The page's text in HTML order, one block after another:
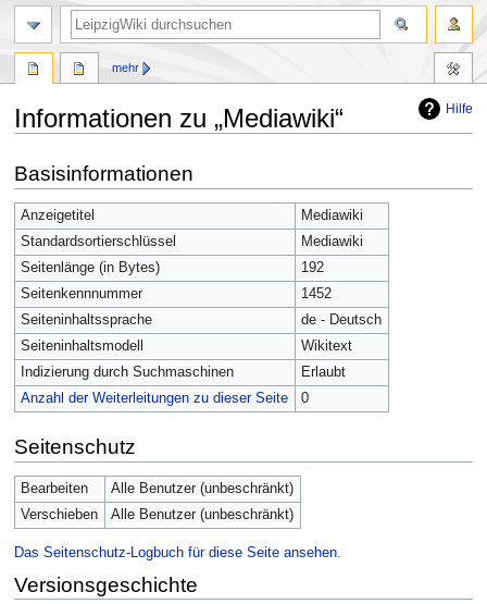
Hilfe
Informationen zu „Mediawiki“
Navigation
springen
Suche
springen
Basisinformationen
Anzeigetitel
Mediawiki
Standardsortierschlüssel
Mediawiki
Seitenlänge (in Bytes)
192
Seitenkennnummer
1452
Seiteninhaltssprache
de - Deutsch
Seiteninhaltsmodell
Wikitext
Indizierung durch Suchmaschinen
Erlaubt
Anzahl der Weiterleitungen zu dieser Seite
0
Seitenschutz
Bearbeiten
Alle Benutzer (unbeschränkt)
Verschieben
Alle Benutzer (unbeschränkt)
Das Seitenschutz-Logbuch für diese Seite ansehen.
Versionsgeschichte
mehr